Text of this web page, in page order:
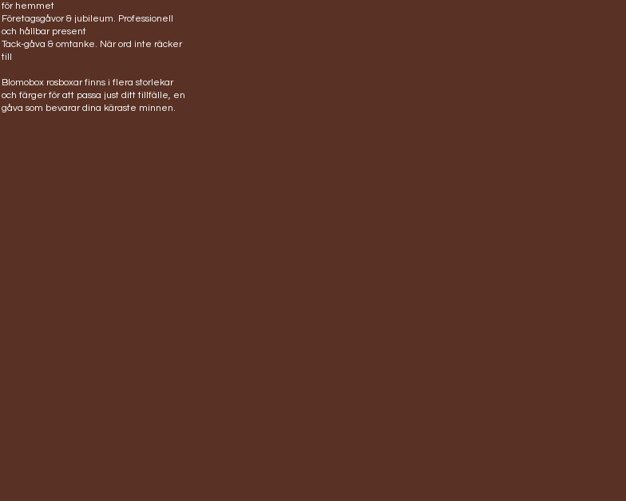
för hemmet
Företagsgåvor & jubileum. Professionell
och hållbar present
Tack-gåva & omtanke. När ord inte räcker
till
Blomobox rosboxar finns i flera storlekar
och färger för att passa just ditt tillfälle, en
gåva som bevarar dina käraste minnen.